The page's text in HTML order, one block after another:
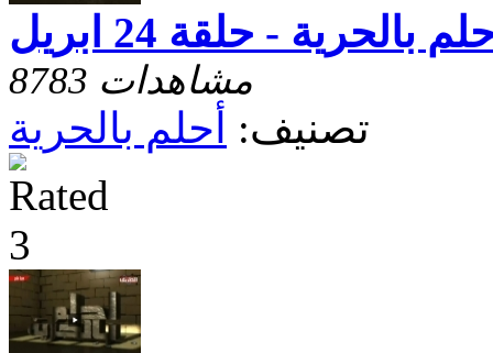
بالحرية - حلقة 24 ابريل
8783 مشاهدات
تصنيف: أحلم بالحرية